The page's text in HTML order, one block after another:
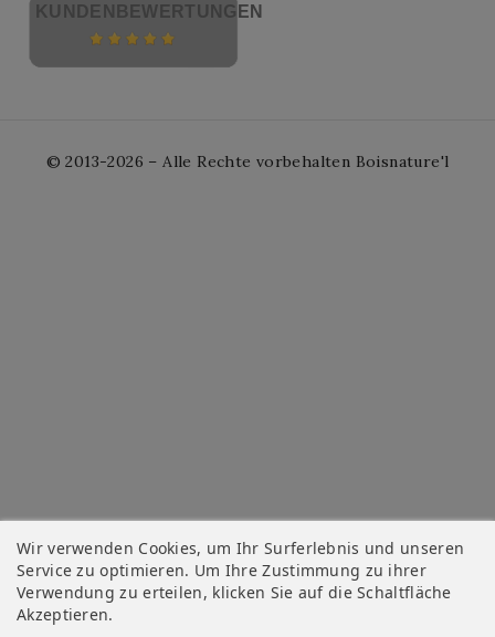
Wir verwenden Cookies, um Ihr Surferlebnis und unseren
Service zu optimieren. Um Ihre Zustimmung zu ihrer
Verwendung zu erteilen, klicken Sie auf die Schaltfläche
Akzeptieren.
KUNDENBEWERTUNGEN
© 2013-2026 – Alle Rechte vorbehalten Boisnature'l